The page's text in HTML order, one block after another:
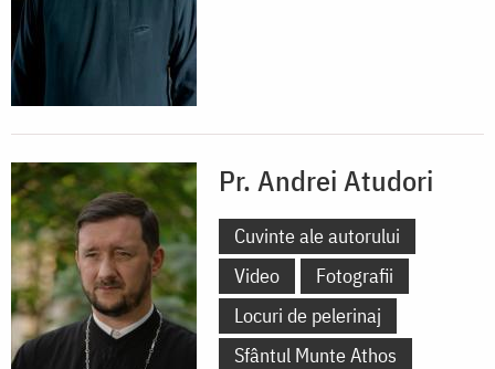
Pr. Andrei Atudori
Cuvinte ale autorului
Video
Fotografii
Locuri de pelerinaj
Sfântul Munte Athos